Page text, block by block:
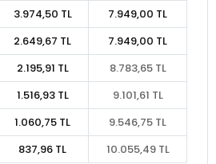
3.974,50 TL
7.949,00 TL
2.649,67 TL
7.949,00 TL
2.195,91 TL
8.783,65 TL
1.516,93 TL
9.101,61 TL
1.060,75 TL
9.546,75 TL
837,96 TL 10.055,49 TL